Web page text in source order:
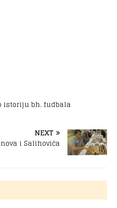
istoriju bh. fudbala
NEXT
i Salihovića